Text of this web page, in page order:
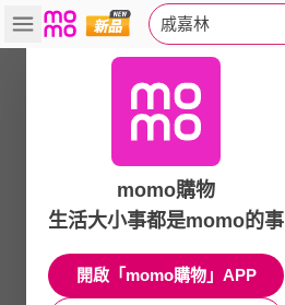
戚嘉林
momo購物
生活大小事都是momo的事
開啟「momo購物」APP